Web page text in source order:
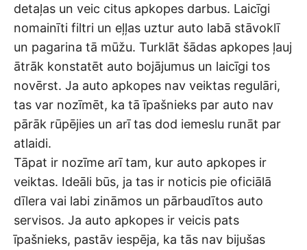
detaļas un veic citus apkopes darbus. Laicīgi
nomainīti filtri un eļļas uztur auto labā stāvoklī
un pagarina tā mūžu. Turklāt šādas apkopes ļauj
ātrāk konstatēt auto bojājumus un laicīgi tos
novērst. Ja auto apkopes nav veiktas regulāri,
tas var nozīmēt, ka tā īpašnieks par auto nav
pārāk rūpējies un arī tas dod iemeslu runāt par
atlaidi.
Tāpat ir nozīme arī tam, kur auto apkopes ir
veiktas. Ideāli būs, ja tas ir noticis pie oficiālā
dīlera vai labi zināmos un pārbaudītos auto
servisos. Ja auto apkopes ir veicis pats
īpašnieks, pastāv iespēja, ka tās nav bijušas